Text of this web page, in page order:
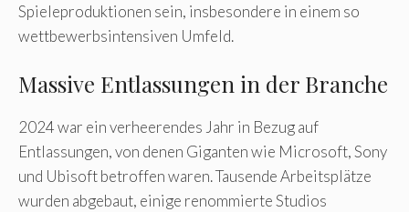
Spieleproduktionen sein, insbesondere in einem so
wettbewerbsintensiven Umfeld.
Massive Entlassungen in der Branche
2024 war ein verheerendes Jahr in Bezug auf
Entlassungen, von denen Giganten wie Microsoft, Sony
und Ubisoft betroffen waren. Tausende Arbeitsplätze
wurden abgebaut, einige renommierte Studios